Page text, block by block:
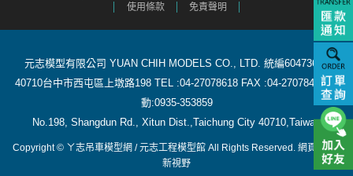
使用條款
免責聲明
元志模型有限公司 YUAN CHIH MODELS CO., LTD. 統編60473615
40710台中市西屯區上墩路198 TEL :04-27078618 FAX :04-27078488 行
動:0935-353859
​ No.198, Shangdun Rd., Xitun Dist.,Taichung City 40710,Taiwan
Copyright © ㄚ志吊車模型網 / 元志工程模型館 All Rights Reserved. 網頁設計:
新視野